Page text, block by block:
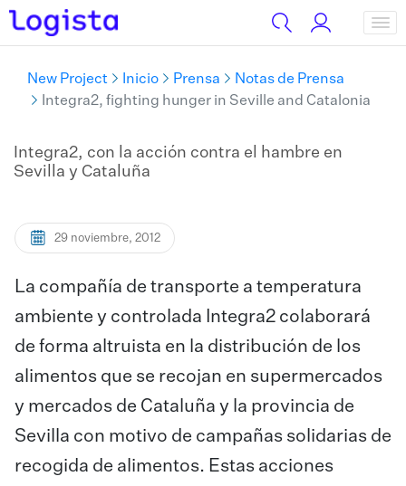
New Project Inicio Prensa
Notas de Prensa
Integra2, fighting hunger in Seville and Catalonia
Integra2, con la acción contra el hambre en
Sevilla y Cataluña
29 noviembre, 2012
​La compañía de transporte a temperatura
ambiente y controlada Integra2 colaborará
de forma altruista en la distribución de los
alimentos que se recojan en supermercados
y mercados de Cataluña y la provincia de
Sevilla con motivo de campañas solidarias de
recogida de alimentos. Estas acciones